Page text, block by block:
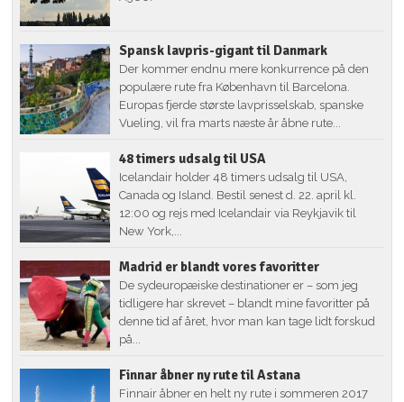
Spansk lavpris-gigant til Danmark
Der kommer endnu mere konkurrence på den
populære rute fra København til Barcelona.
Europas fjerde største lavprisselskab, spanske
Vueling, vil fra marts næste år åbne rute...
48 timers udsalg til USA
Icelandair holder 48 timers udsalg til USA,
Canada og Island. Bestil senest d. 22. april kl.
12:00 og rejs med Icelandair via Reykjavik til
New York,...
Madrid er blandt vores favoritter
De sydeuropæiske destinationer er – som jeg
tidligere har skrevet – blandt mine favoritter på
denne tid af året, hvor man kan tage lidt forskud
på...
Finnar åbner ny rute til Astana
Finnair åbner en helt ny rute i sommeren 2017